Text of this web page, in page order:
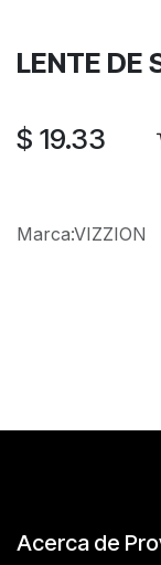
LENTE DE
$ 19.33
Marca:VIZZION
Acerca de